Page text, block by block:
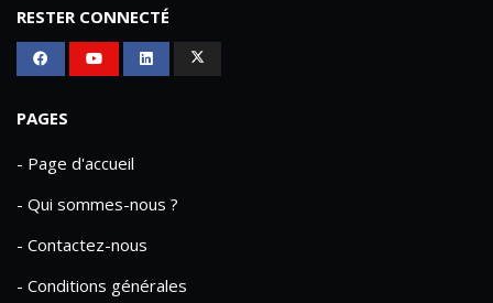
RESTER CONNECTÉ
PAGES
- Page d'accueil
- Qui sommes-nous ?
- Contactez-nous
- Conditions générales